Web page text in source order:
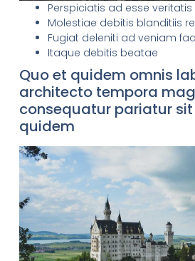
Perspiciatis ad esse
Molestiae debitis blanditiis
Fugiat deleniti ad veniam
Itaque debitis beatae
Quo et quidem omnis
architecto tempora
consequatur pariatur
quidem